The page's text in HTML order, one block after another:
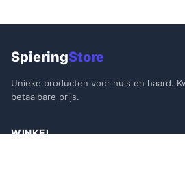
SpieringStore
Unieke producten voor huis en haard.
betaalbare prijs.
WINKEL